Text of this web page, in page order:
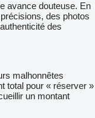
avance douteuse. En
des photos
des
malhonnêtes
total pour « réserver »
un montant